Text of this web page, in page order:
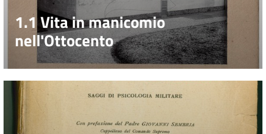
1.1 Vita in manicomio
nell'Ottocento